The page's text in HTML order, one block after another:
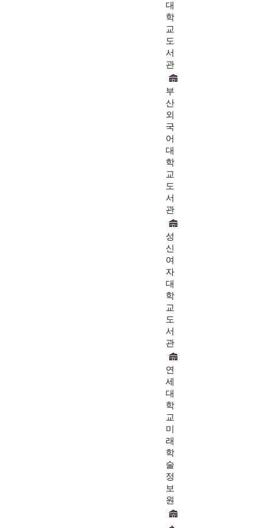
대
학
교
도
서
관
부
산
외
국
어
대
학
교
도
서
관
성
신
여
자
대
학
교
도
서
관
연
세
대
학
교
미
래
학
술
정
보
원